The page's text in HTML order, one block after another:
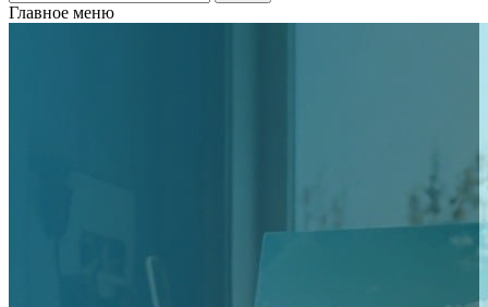
Главное меню